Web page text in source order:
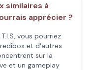
similaires à
apprécier ?
vous pourriez
et d'autres
sur la
et un gameplay